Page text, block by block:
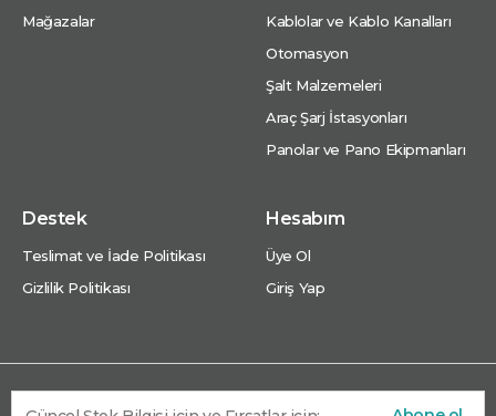
Mağazalar
Kablolar ve Kablo Kanalları
Otomasyon
Şalt Malzemeleri
Araç Şarj İstasyonları
Panolar ve Pano Ekipmanları
Destek
Teslimat ve İade Politikası
Gizlilik Politikası
Hesabım
Üye Ol
Giriş Yap